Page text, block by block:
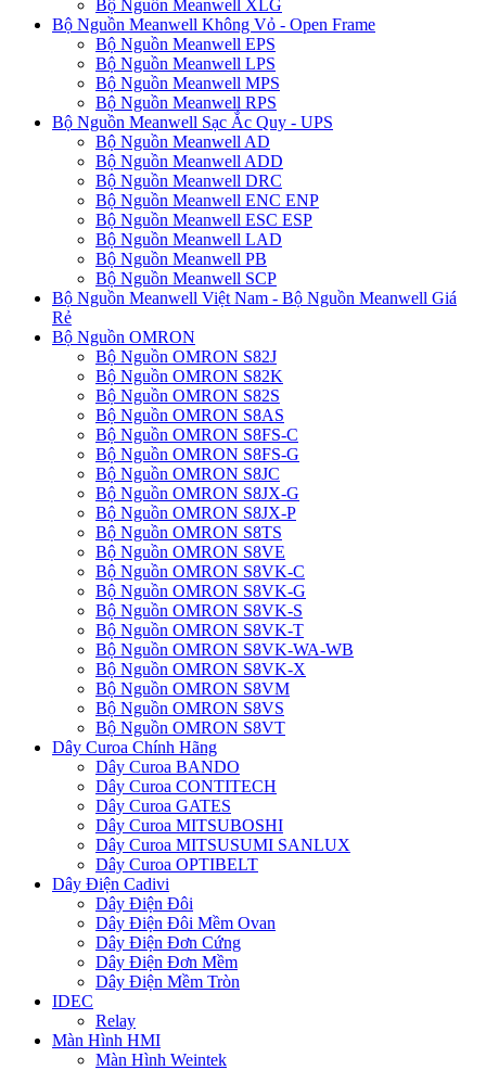
Bộ Nguồn Meanwell XLG
Bộ Nguồn Meanwell Không Vỏ - Open Frame
Bộ Nguồn Meanwell EPS
Bộ Nguồn Meanwell LPS
Bộ Nguồn Meanwell MPS
Bộ Nguồn Meanwell RPS
Bộ Nguồn Meanwell Sạc Ắc Quy - UPS
Bộ Nguồn Meanwell AD
Bộ Nguồn Meanwell ADD
Bộ Nguồn Meanwell DRC
Bộ Nguồn Meanwell ENC ENP
Bộ Nguồn Meanwell ESC ESP
Bộ Nguồn Meanwell LAD
Bộ Nguồn Meanwell PB
Bộ Nguồn Meanwell SCP
Bộ Nguồn Meanwell Việt Nam - Bộ Nguồn Meanwell Giá
Rẻ
Bộ Nguồn OMRON
Bộ Nguồn OMRON S82J
Bộ Nguồn OMRON S82K
Bộ Nguồn OMRON S82S
Bộ Nguồn OMRON S8AS
Bộ Nguồn OMRON S8FS-C
Bộ Nguồn OMRON S8FS-G
Bộ Nguồn OMRON S8JC
Bộ Nguồn OMRON S8JX-G
Bộ Nguồn OMRON S8JX-P
Bộ Nguồn OMRON S8TS
Bộ Nguồn OMRON S8VE
Bộ Nguồn OMRON S8VK-C
Bộ Nguồn OMRON S8VK-G
Bộ Nguồn OMRON S8VK-S
Bộ Nguồn OMRON S8VK-T
Bộ Nguồn OMRON S8VK-WA-WB
Bộ Nguồn OMRON S8VK-X
Bộ Nguồn OMRON S8VM
Bộ Nguồn OMRON S8VS
Bộ Nguồn OMRON S8VT
Dây Curoa Chính Hãng
Dây Curoa BANDO
Dây Curoa CONTITECH
Dây Curoa GATES
Dây Curoa MITSUBOSHI
Dây Curoa MITSUSUMI SANLUX
Dây Curoa OPTIBELT
Dây Điện Cadivi
Dây Điện Đôi
Dây Điện Đôi Mềm Ovan
Dây Điện Đơn Cứng
Dây Điện Đơn Mềm
Dây Điện Mềm Tròn
IDEC
Relay
Màn Hình HMI
Màn Hình Weintek